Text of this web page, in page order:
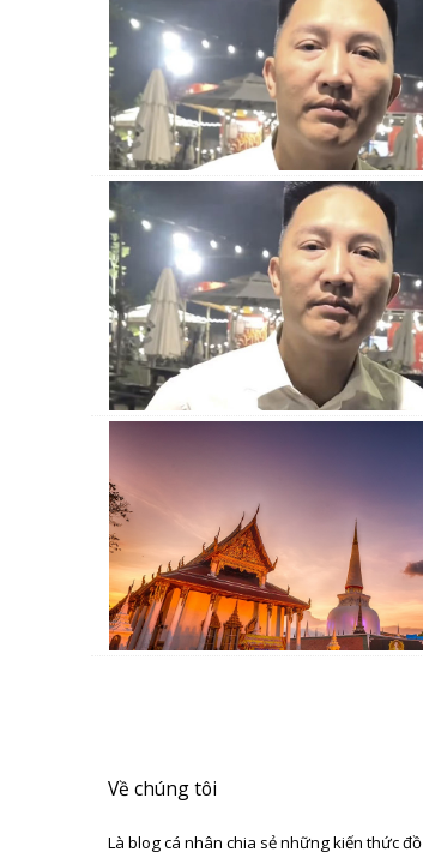
Về chúng tôi
Là blog cá nhân chia sẻ những kiến thức đồ